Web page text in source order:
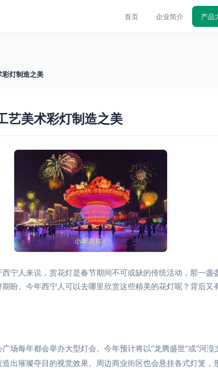
首页 企业简介 产品
彩灯制造之美
艺美术彩灯制造之美
宁人来说，赏花灯是春节期间不可或缺的传统活动，那一
盼。今年西宁人可以去哪里欣赏这些精美的花灯呢？背后
场每年都会举办大型灯会。今年预计将以“龙腾盛世”或“河
出璀璨夺目的视觉效果。周边商业街区也会悬挂各式灯笼